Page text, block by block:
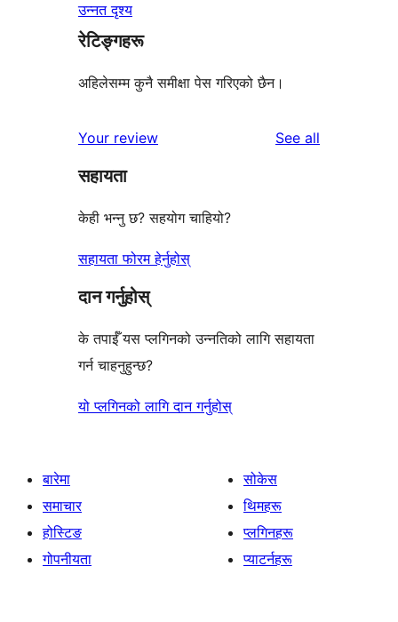
उन्नत दृश्य
रेटिङ्गहरू
अहिलेसम्म कुनै समीक्षा पेस गरिएको छैन।
Your review See all
सहायता
केही भन्नु छ? सहयोग चाहियो?
सहायता फोरम हेर्नुहोस्
दान गर्नुहोस्
के तपाईँ यस प्लगिनको उन्नतिको लागि सहायता
गर्न चाहनुहुन्छ?
यो प्लगिनको लागि दान गर्नुहोस्
बारेमा
समाचार
होस्टिङ
गोपनीयता
सोकेस
थिमहरू
प्लगिनहरू
प्याटर्नहरू